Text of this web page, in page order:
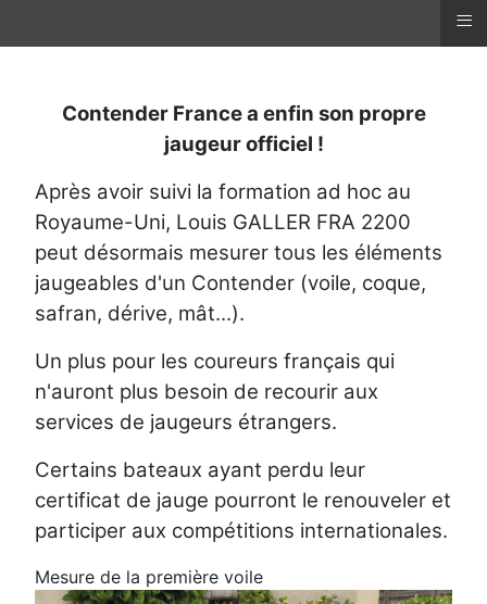
≡
Contender France a enfin son propre
jaugeur officiel !
Après avoir suivi la formation ad hoc au
Royaume-Uni, Louis GALLER FRA 2200
peut désormais mesurer tous les éléments
jaugeables d'un Contender (voile, coque,
safran, dérive, mât...).
Un plus pour les coureurs français qui
n'auront plus besoin de recourir aux
services de jaugeurs étrangers.
Certains bateaux ayant perdu leur
certificat de jauge pourront le renouveler et
participer aux compétitions internationales.
Mesure de la première voile